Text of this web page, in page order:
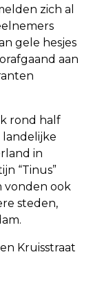
zich al
gele hesjes
aan
rond half
in
“Tinus”
vonden ook
steden,
Kruisstraat